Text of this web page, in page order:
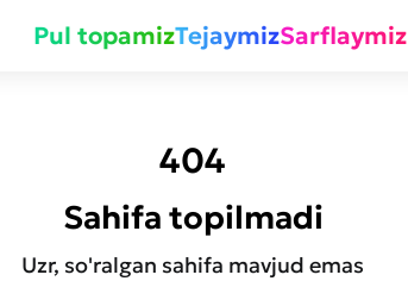
Pul topamizTejaymizSarflaymiz
404
Sahifa topilmadi
Uzr, so'ralgan sahifa mavjud emas